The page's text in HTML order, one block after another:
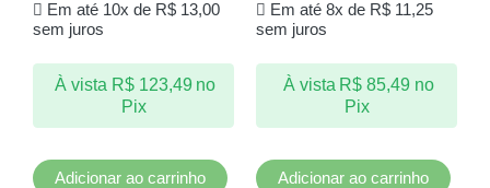
Em até 10x de R$13,00
sem juros
À vista R$123,49 no
Pix
Adicionar ao carrinho
Em até 8x de R$11,25
sem juros
À vista R$ 85,49 no
Pix
Adicionar ao carrinho